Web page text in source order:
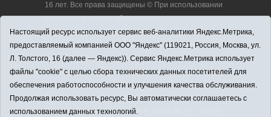
16 лет. Все права защищены © При использовании
материалов ссылка обязательна.
Адрес редакции: 627350, Россия, Тюменская
область, Аромашевский район, с. Аромашево, ул.
Кирова, д. 13.
Адрес электронной почты редакции:
strudu72@obl72.ru
Телефон редакции: 8 (34545) 2-30-58
Регистрационный номер СМИ ЭЛ № ФС 77 - 65176
Настоящий ресурс использует сервис веб-аналитики Яндекс.Метрика,
предоставляемый компанией ООО "Яндекс" (119021, Россия, Москва, ул.
Л. Толстого, 16 (далее — Яндекс)). Сервис Яндекс.Метрика использует
файлы "cookie" с целью сбора технических данных посетителей для
обеспечения работоспособности и улучшения качества обслуживания.
Продолжая использовать ресурс, Вы автоматически соглашаетесь с
использованием данных технологий.